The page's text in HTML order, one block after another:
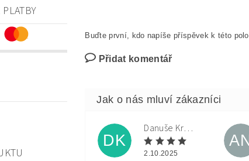
Buďte první, kdo napíše příspěvek k této
Přidat komentář
DK
Danuše Krulová
2.10.2025